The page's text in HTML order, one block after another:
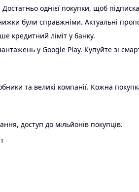
однієї покупки, щоб
були справжніми. Актуальні
кредитний ліміт у банку.
у Google Play. Купуйте зі
та великі компанії. Кожна
доступ до мільйонів покупців.